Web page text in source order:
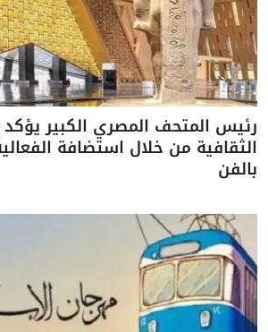
رئيس المتحف المصري الكبير
الثقافية من خلال استضافة
بالفن